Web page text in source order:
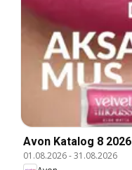
Avon Katalog 8 2026
01.08.2026-31.08.2026